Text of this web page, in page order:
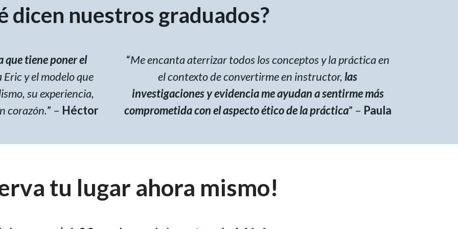
dicen nuestros graduados?
tiene poner el
Eric y el modelo que
su experiencia,
corazón.” – Héctor
“Me encanta aterrizar todos los conceptos y la práctica en
el contexto de convertirme en instructor, las
investigaciones y evidencia me ayudan a sentirme más
comprometida con el aspecto ético de la práctica” – Paula
tu lugar ahora mismo!